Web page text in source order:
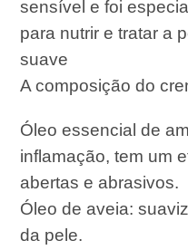
sensível e foi
para nutrir e tratar a
suave
A composição do
Óleo essencial de
inflamação, tem um
abertas e abrasivos.
Óleo de aveia:
da pele.